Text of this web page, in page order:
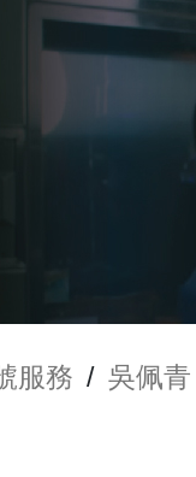
服務 / 吳佩